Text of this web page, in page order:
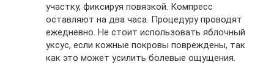
участку, фиксируя повязкой. Компресс
оставляют на два часа. Процедуру проводят
ежедневно. Не стоит использовать яблочный
уксус, если кожные покровы повреждены, так
как это может усилить болевые ощущения.